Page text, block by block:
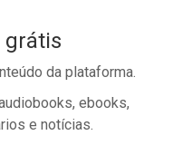
grátis
da plataforma.
ebooks,
e notícias.